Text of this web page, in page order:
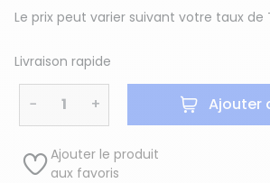
Le prix peut varier suivant votre taux de
Livraison rapide
− + Ajouter
Ajouter le produit
aux favoris